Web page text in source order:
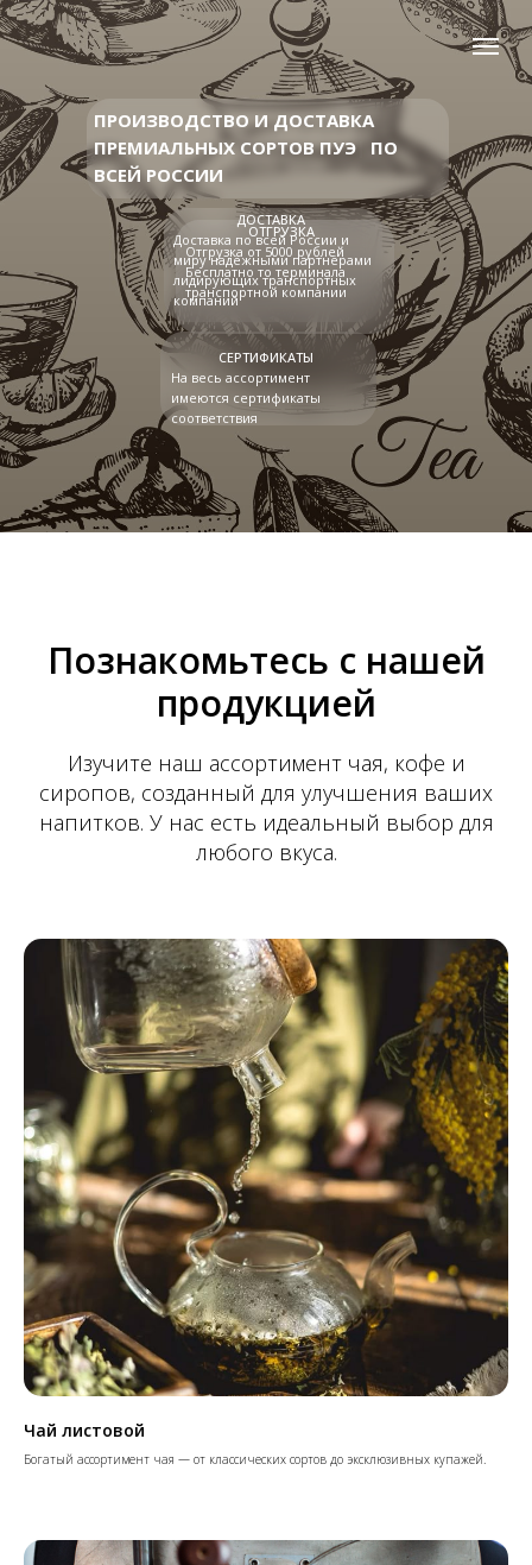
СЕРТИФИКАТЫ
На весь ассортимент
имеются сертификаты
соответствия
ДОСТАВКА
ОТГРУЗКА
Доставка по всей России и
миру надёжными партнёрами
лидирующих транспортных
компаний
Отгрузка от 5000 рублей
Бесплатно то терминала
транспортной компании
ПРОИЗВОДСТВО И ДОСТАВКА
ПРЕМИАЛЬНЫХ СОРТОВУЛУНА|ПО
ВСЕЙ РОССИИ
Познакомьтесь с нашей
продукцией
Изучите наш ассортимент чая, кофе и
сиропов, созданный для улучшения ваших
напитков. У нас есть идеальный выбор для
любого вкуса.
Чай листовой
Богатый ассортимент чая — от классических сортов до эксклюзивных купажей.